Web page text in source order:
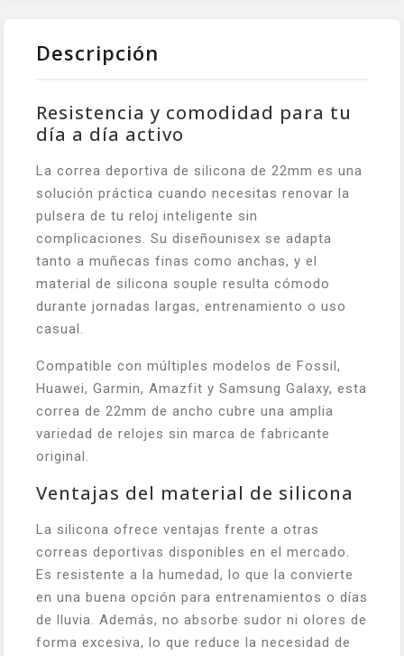
Descripción
Resistencia y comodidad para tu
día a día activo
La correa deportiva de silicona de 22mm es una
solución práctica cuando necesitas renovar la
pulsera de tu reloj inteligente sin
complicaciones. Su diseñounisex se adapta
tanto a muñecas finas como anchas, y el
material de silicona souple resulta cómodo
durante jornadas largas, entrenamiento o uso
casual.
Compatible con múltiples modelos de Fossil,
Huawei, Garmin, Amazfit y Samsung Galaxy, esta
correa de 22mm de ancho cubre una amplia
variedad de relojes sin marca de fabricante
original.
Ventajas del material de silicona
La silicona ofrece ventajas frente a otras
correas deportivas disponibles en el mercado.
Es resistente a la humedad, lo que la convierte
en una buena opción para entrenamientos o días
de lluvia. Además, no absorbe sudor ni olores de
forma excesiva, lo que reduce la necesidad de